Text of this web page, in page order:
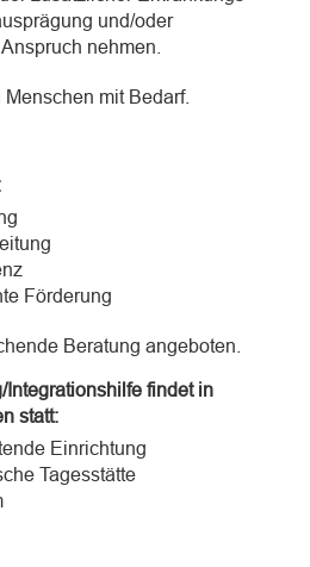
und/oder
nehmen.
mit Bedarf.
Förderung
Beratung angeboten.
findet in
statt:
Einrichtung
Tagesstätte